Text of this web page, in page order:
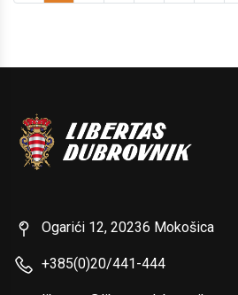
Ogarići 12, 20236 Mokošica
+385(0)20/441-444